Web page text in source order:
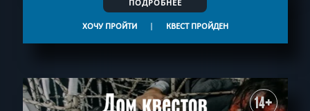
ХОЧУ ПРОЙТИ | КВЕСТ ПРОЙДЕН
14+